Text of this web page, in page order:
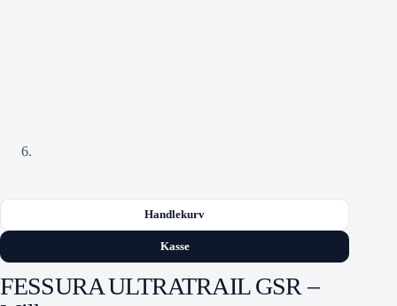
Handlekurv
Kasse
FESSURA ULTRATRAIL GSR –